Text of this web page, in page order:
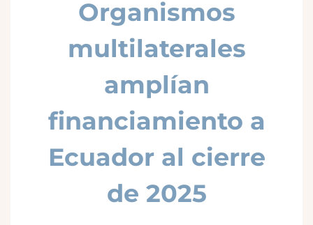
Organismos
multilaterales
amplían
financiamiento a
Ecuador al cierre
de 2025